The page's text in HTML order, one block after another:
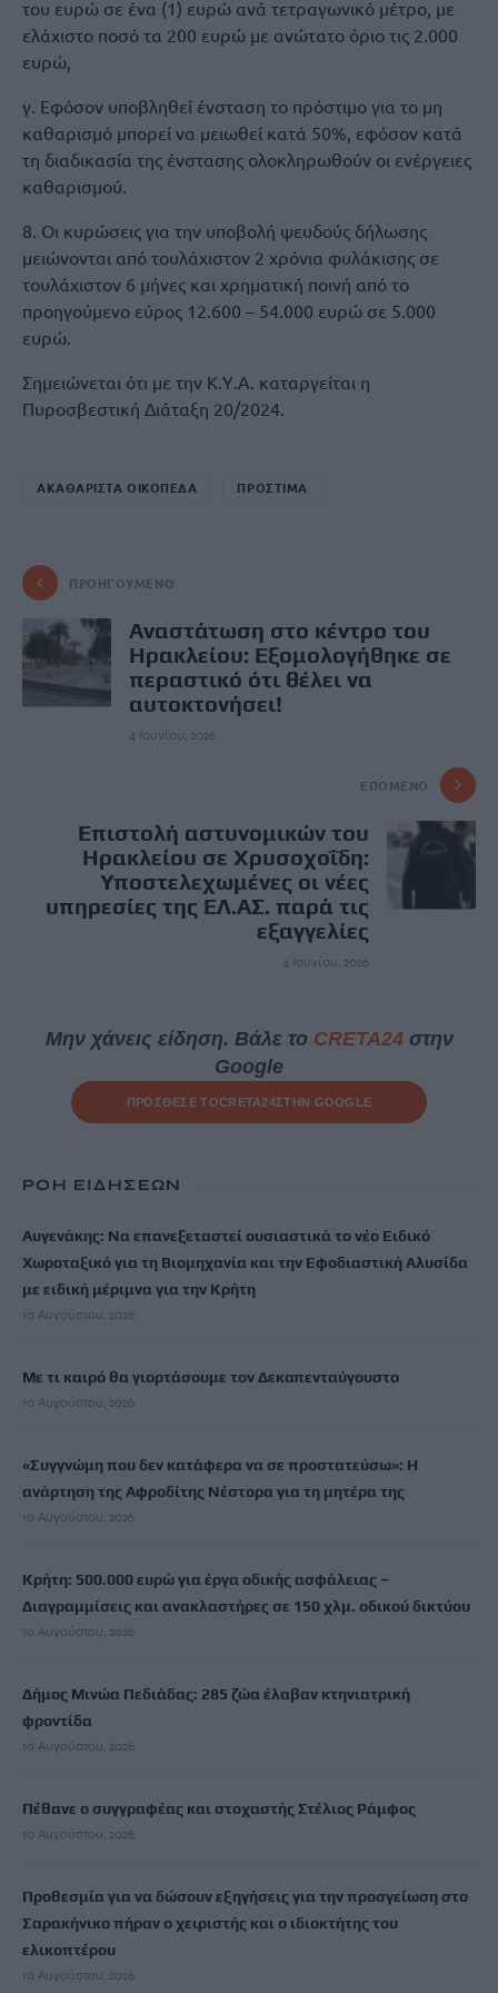
του ευρώ σε ένα (1) ευρώ ανά τετραγωνικό μέτρο, με
ελάχιστο ποσό τα 200 ευρώ με ανώτατο όριο τις 2.000
ευρώ,
γ. Εφόσον υποβληθεί ένσταση το πρόστιμο για το μη
καθαρισμό μπορεί να μειωθεί κατά 50%, εφόσον κατά
τη διαδικασία της ένστασης ολοκληρωθούν οι ενέργειες
καθαρισμού.
8. Οι κυρώσεις για την υποβολή ψευδούς δήλωσης
μειώνονται από τουλάχιστον 2 χρόνια φυλάκισης σε
τουλάχιστον 6 μήνες και χρηματική ποινή από το
προηγούμενο εύρος 12.600 – 54.000 ευρώ σε 5.000
ευρώ.
Σημειώνεται ότι με την Κ.Υ.Α. καταργείται η
Πυροσβεστική Διάταξη 20/2024.
ΑΚΑΘΑΡΙΣΤΑ ΟΙΚΟΠΕΔΑ ΠΡΟΣΤΙΜΑ
ΠΡΟΗΓΟΎΜΕΝΟ
Αναστάτωση στο κέντρο του
Ηρακλείου: Εξομολογήθηκε σε
περαστικό ότι θέλει να
αυτοκτονήσει!
4 Ιουνίου, 2026
ΕΠΌΜΕΝΟ
Επιστολή αστυνομικών του
Ηρακλείου σε Χρυσοχοΐδη:
Υποστελεχωμένες οι νέες
υπηρεσίες της ΕΛ.ΑΣ. παρά τις
εξαγγελίες
4 Ιουνίου, 2026
Μην χάνεις είδηση. Βάλε το CRETA24στην
Google
ΠΡΟΣΘΕΣΕ ΤΟCRETA24ΣΤΗΝ GOOGLE
ΡΟΗ ΕΙΔΗΣΕΩΝ
Αυγενάκης: Να επανεξεταστεί ουσιαστικά το νέο Ειδικό
Χωροταξικό για τη Βιομηχανία και την Εφοδιαστική Αλυσίδα
με ειδική μέριμνα για την Κρήτη
10 Αυγούστου, 2026
Με τι καιρό θα γιορτάσουμε τον Δεκαπενταύγουστο
10 Αυγούστου, 2026
«Συγγνώμη που δεν κατάφερα να σε προστατεύσω»: Η
ανάρτηση της Αφροδίτης Νέστορα για τη μητέρα της
10 Αυγούστου, 2026
Κρήτη: 500.000 ευρώ για έργα οδικής ασφάλειας –
Διαγραμμίσεις και ανακλαστήρες σε 150 χλμ. οδικού δικτύου
10 Αυγούστου, 2026
Δήμος Μινώα Πεδιάδας: 285 ζώα έλαβαν κτηνιατρική
φροντίδα
10 Αυγούστου, 2026
Πέθανε ο συγγραφέας και στοχαστής Στέλιος Ράμφος
10 Αυγούστου, 2026
Προθεσμία για να δώσουν εξηγήσεις για την προσγείωση στο
Σαρακήνικο πήραν ο χειριστής και ο ιδιοκτήτης του
ελικοπτέρου
10 Αυγούστου, 2026